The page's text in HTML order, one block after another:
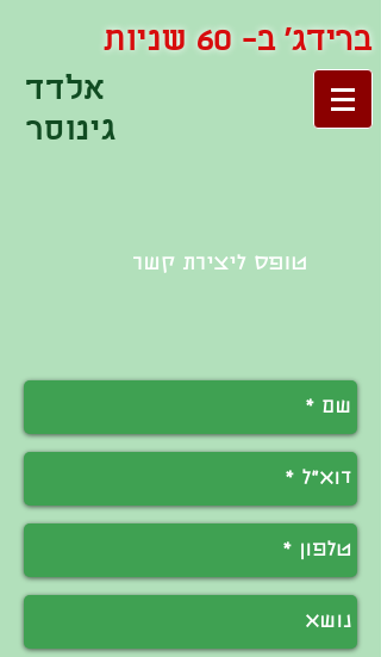
ברידג' ב- 60 שניות
אלדד
גינוסר
טופס ליצירת קשר